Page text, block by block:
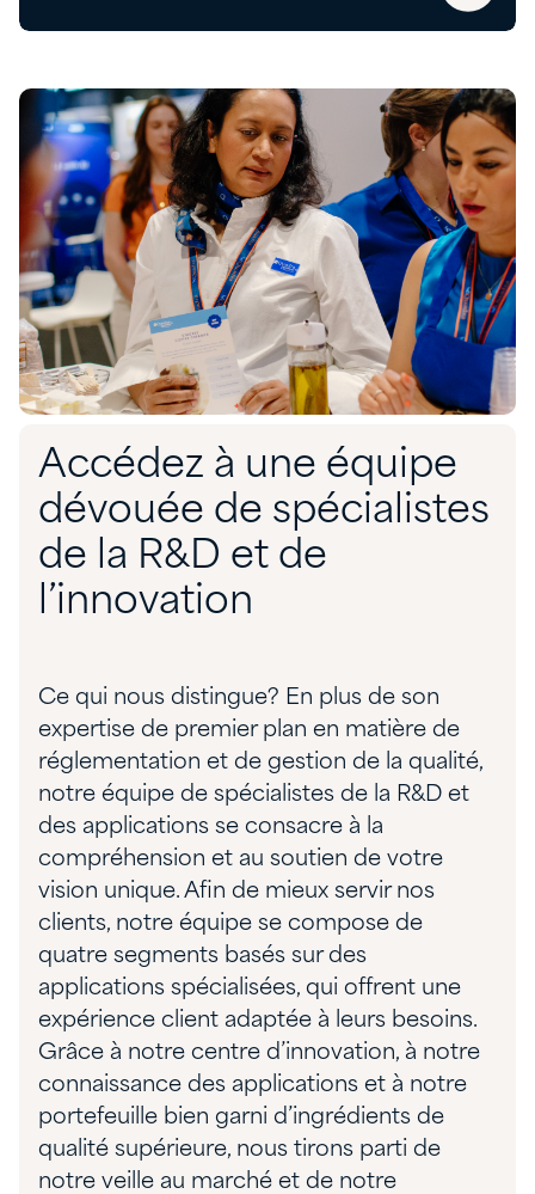
Accédez à une équipe
dévouée de spécialistes
de la R&D et de
l’innovation
Ce qui nous distingue? En plus de son
expertise de premier plan en matière de
réglementation et de gestion de la qualité,
notre équipe de spécialistes de la R&D et
des applications se consacre à la
compréhension et au soutien de votre
vision unique. Afin de mieux servir nos
clients, notre équipe se compose de
quatre segments basés sur des
applications spécialisées, qui offrent une
expérience client adaptée à leurs besoins.
Grâce à notre centre d’innovation, à notre
connaissance des applications et à notre
portefeuille bien garni d’ingrédients de
qualité supérieure, nous tirons parti de
notre veille au marché et de notre